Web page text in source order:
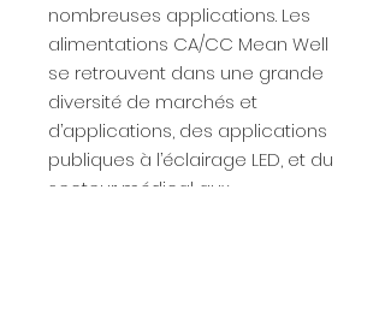
nombreuses applications. Les
alimentations CA/CC Mean Well
se retrouvent dans une grande
diversité de marchés et
d’applications, des applications
publiques à l’éclairage LED, et du
secteur médical aux